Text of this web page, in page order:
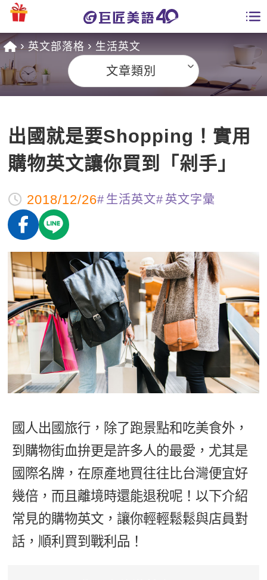
課程總覽
英文課程總表
英文會話
商用英文
英文檢定
TOEIC 多益課程
IELTS 雅思課程
GEPT 全民英檢課程
TOEFL 托福課程
能力養成
自然發音
英文聽力養成
開口溜英文
旅遊英文
基礎字彙
情境閱讀
英文文法技巧
英文寫作
TED Talks
CNN聽力強化
新聞英文
特色課程
主題課程
英語俱樂部
ECAM
Let's Talk
線上真人
日語
韓語
外語即時通
兒童美語
更多
一對一家教
點讀筆教材
數位學習教材
全國分校
英文部落格
影音學英文
英文能力測驗
師資團隊
學習分享
學員故事
學員讚出來
活動花絮
校園贊助
企業服務
學員專區
Recruiting
英文部落格 生活英文
文章類別
出國就是要Shopping！實用
購物英文讓你買到「剁手」
2018/12/26 生活英文 英文字彙
國人出國旅行，除了跑景點和吃美食外，
到購物街血拚更是許多人的最愛，尤其是
國際名牌，在原產地買往往比台灣便宜好
幾倍，而且離境時還能退稅呢！以下介紹
常見的購物英文，讓你輕輕鬆鬆與店員對
話，順利買到戰利品！